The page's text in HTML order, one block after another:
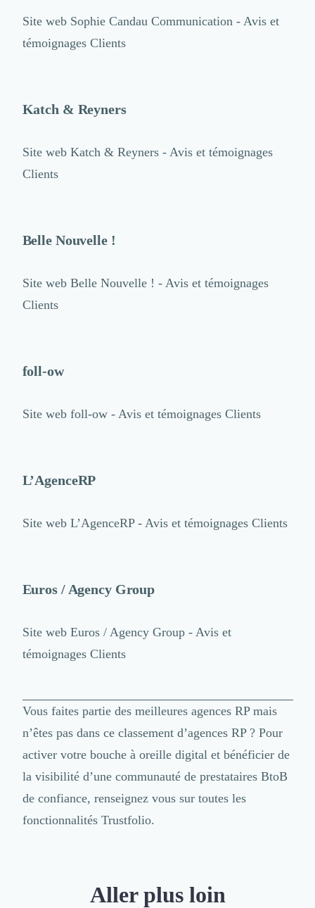
Site web Sophie Candau Communication - Avis et
témoignages Clients
Katch & Reyners
Site web Katch & Reyners - Avis et témoignages
Clients
Belle Nouvelle !
Site web Belle Nouvelle ! - Avis et témoignages
Clients
foll-ow
Site web foll-ow - Avis et témoignages Clients
L’AgenceRP
Site web L’AgenceRP - Avis et témoignages Clients
Euros / Agency Group
Site web Euros / Agency Group - Avis et
témoignages Clients
Vous faites partie des meilleures agences RPmais
n’êtes pas dans ce classement d’agences RP ? Pour
activer votre bouche à oreille digitalet bénéficier de
la visibilité d’une communauté de prestataires BtoB
de confiance, renseignez vous sur toutes les
fonctionnalités Trustfolio.
Aller plus loin